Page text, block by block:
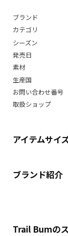
ブランド
カテゴリ
シーズン
発売日
素材
生産国
お問い合わせ番号
取扱ショップ
アイテムサイ
ブランド紹介
Trail Bumの